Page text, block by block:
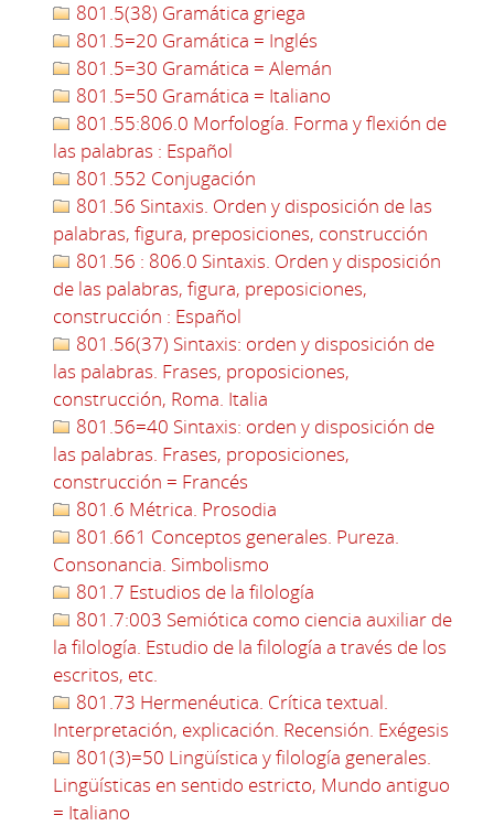
801.5(38) Gramática griega
801.5=20 Gramática = Inglés
801.5=30 Gramática = Alemán
801.5=50 Gramática = Italiano
801.55:806.0 Morfología. Forma y flexión de
las palabras : Español
801.552 Conjugación
801.56 Sintaxis. Orden y disposición de las
palabras, figura, preposiciones, construcción
801.56 : 806.0 Sintaxis. Orden y disposición
de las palabras, figura, preposiciones,
construcción : Español
801.56(37) Sintaxis: orden y disposición de
las palabras. Frases, proposiciones,
construcción, Roma. Italia
801.56=40 Sintaxis: orden y disposición de
las palabras. Frases, proposiciones,
construcción = Francés
801.6 Métrica. Prosodia
801.661 Conceptos generales. Pureza.
Consonancia. Simbolismo
801.7 Estudios de la filología
801.7:003 Semiótica como ciencia auxiliar de
la filología. Estudio de la filología a través de los
escritos, etc.
801.73 Hermenéutica. Crítica textual.
Interpretación, explicación. Recensión. Exégesis
801(3)=50 Lingüística y filología generales.
Lingüísticas en sentido estricto, Mundo antiguo
= Italiano